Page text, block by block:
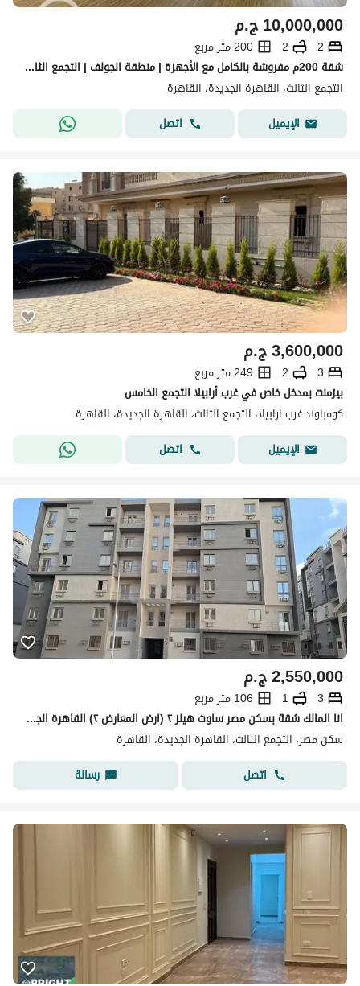
ج.م10,000,000
2
2
200 متر مربع
شقة 200م مفروشة بالكامل مع الأجهزة | منطقة الجولف | التجمع الثالث القاهرة الجديدة تطل على شارع رئيسي
التجمع الثالث، القاهرة الجديدة، القاهرة
الإيميل
اتصل
ج.م3,600,000
3
2
249 متر مربع
بيزمنت بمدخل خاص في غرب أرابيلا التجمع الخامس
كومباوند غرب ارابيلا، التجمع الثالث، القاهرة الجديدة، القاهرة
الإيميل
اتصل
ج.م2,550,000
3
1
106 متر مربع
انا المالك شقة بسكن مصر ساوث هيلز ٢ (ارض المعارض ٢) القاهرة الجديدة
سكن مصر، التجمع الثالث، القاهرة الجديدة، القاهرة
اتصل
رسالة